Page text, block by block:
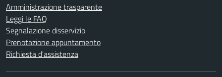
Amministrazione trasparente
Leggi le FAQ
Segnalazione disservizio
Prenotazione appuntamento
Richiesta d'assistenza